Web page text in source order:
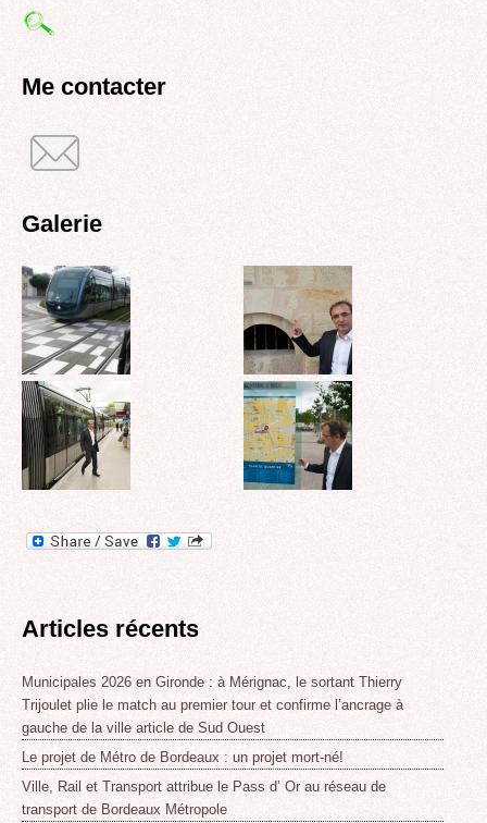
de
Me contacter
Galerie
Articles récents
Municipales 2026 en Gironde : à Mérignac, le sortant Thierry
Trijoulet plie le match au premier tour et confirme l’ancrage à
gauche de la ville article de Sud Ouest
Le projet de Métro de Bordeaux : un projet mort-né!
Ville, Rail et Transport attribue le Pass d’ Or au réseau de
transport de Bordeaux Métropole